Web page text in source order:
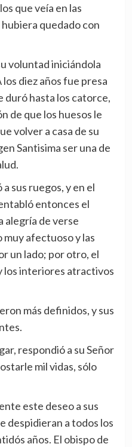
que veía en las
hubiera quedado con
voluntad iniciándola
diez años fue presa
duró hasta los catorce,
de que los huesos le
volver a casa de su
Santisima ser una de
sus ruegos, y en el
entonces el
alegría de verse
afectuoso y las
un lado; por otro, el
los interiores atractivos
más definidos, y sus
respondió a su Señor
mil vidas, sólo
este deseo a sus
despidieran a todos los
años. El obispo de